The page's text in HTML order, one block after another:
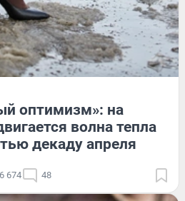
оптимизм»: на
волна тепла
декаду апреля
674 48